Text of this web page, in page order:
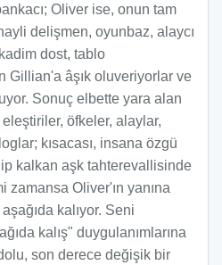
Oliver ise, onun tam
delişmen, oyunbaz, alaycı
dost, tablo
Gillian'a âşık oluveriyorlar ve
Sonuç elbette yara alan
eleştiriler, öfkeler, alaylar,
kısacası, insana özgü
kalkan aşk tahterevallisinde
zamansa Oliver'ın yanına
kalıyor. Seni
kalış" duygulanımlarına
son derece değişik bir